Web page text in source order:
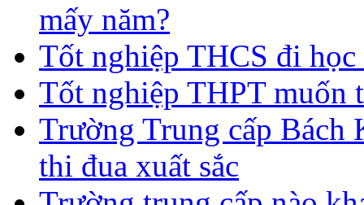
mấy năm?
Tốt nghiệp THCS đi
Tốt nghiệp THPT muốn
Trường Trung cấp Bách
thi đua xuất sắc